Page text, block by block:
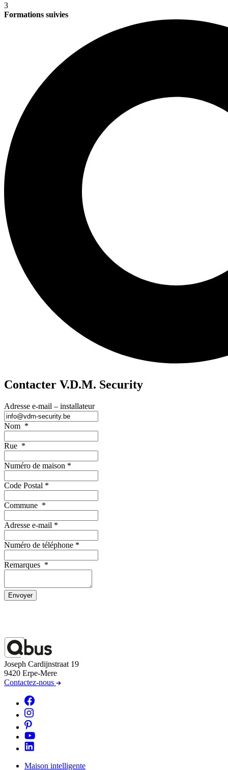
3
Formations suivies
Contacter V.D.M. Security
Adresse e-mail – installateur
Nom *
Rue *
Numéro de maison *
Code Postal *
Commune *
Adresse e-mail *
Numéro de téléphone *
Remarques *
Envoyer
Joseph Cardijnstraat 19
9420 Erpe-Mere
Contactez-nous
Maison intelligente